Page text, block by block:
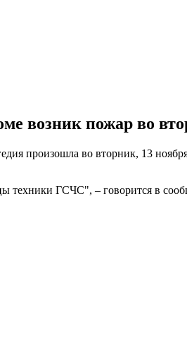
возник пожар во
произошла во вторник, 13
техники ГСЧС", – говорится в